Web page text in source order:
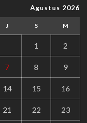
Agustus 2026
J S M
1 2
7 8 9
14 15 16
21 22 23